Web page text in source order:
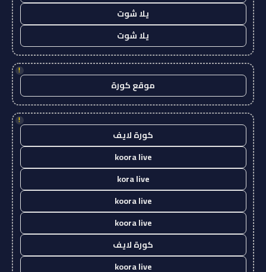
يلا شوت
يلا شوت
!
موقع كورة
!
كورة لايف
koora live
kora live
koora live
koora live
كورة لايف
koora live